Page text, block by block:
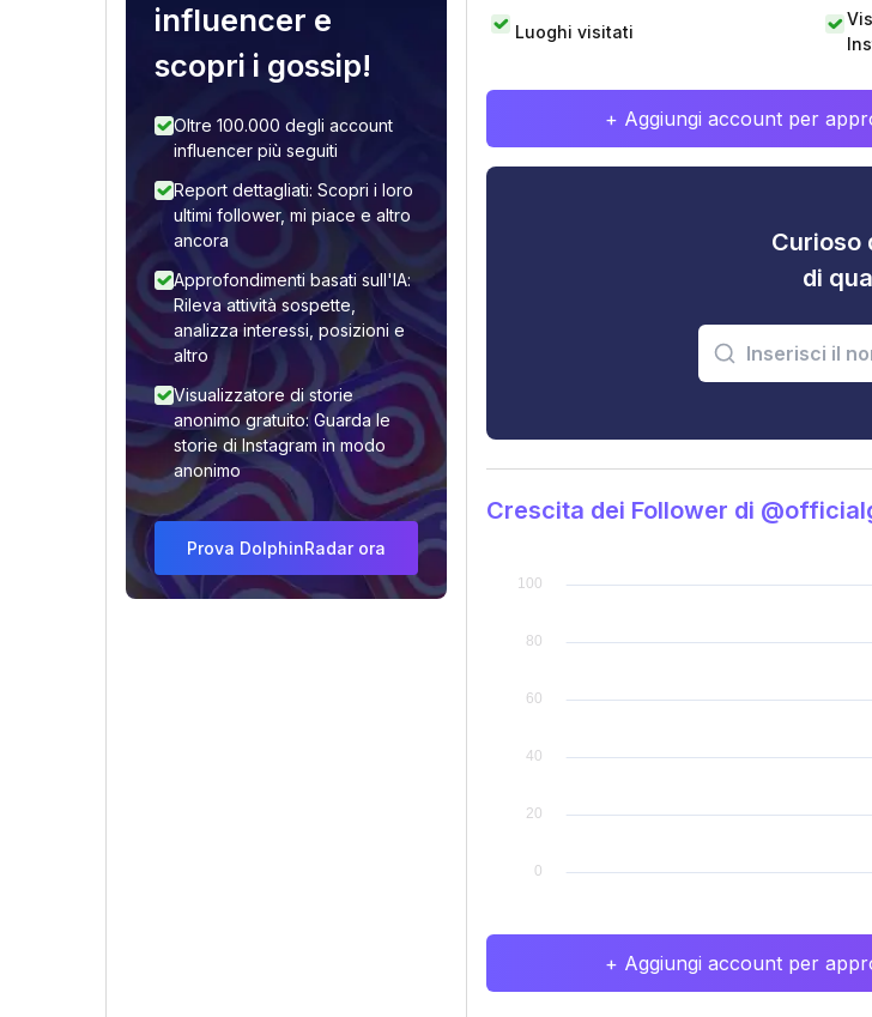
influencer e
scopri i gossip!
Oltre 100.000 degli account
influencer più seguiti
Report dettagliati: Scopri i loro
ultimi follower, mi piace e altro
ancora
Approfondimenti basati sull'IA:
Rileva attività sospette,
analizza interessi, posizioni e
altro
Visualizzatore di storie
anonimo gratuito: Guarda le
storie di Instagram in modo
anonimo
Prova DolphinRadar ora
Luoghi visitati
+ Aggiungi account per
Curioso
di
Crescita dei Follower di
+ Aggiungi account per